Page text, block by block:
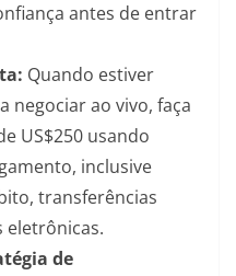
antes de entrar
Quando estiver
negociar ao vivo, faça
US$250 usando
inclusive
transferências
eletrônicas.
de